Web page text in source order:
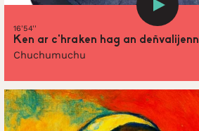
16'54''
Ken ar c’hraken hag an deñvalijenn
Chuchumuchu